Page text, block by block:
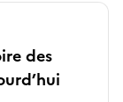
des